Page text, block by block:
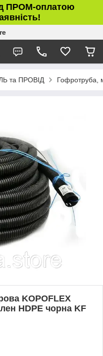
ПРОМ-оплатою
та ПРОВІД Гофротруба,
KOPOFLEX
HDPE чорна KF